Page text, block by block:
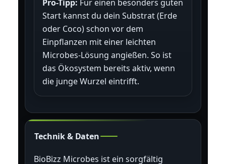
Pro-Tipp: Für einen besonders guten
Start kannst du dein Substrat (Erde
oder Coco) schon vor dem
Einpflanzen mit einer leichten
Microbes-Lösung angießen. So ist
das Ökosystem bereits aktiv, wenn
die junge Wurzel eintrifft.
Technik & Daten
BioBizz Microbes ist ein sorgfältig